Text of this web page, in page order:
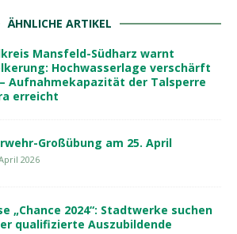
ÄHNLICHE ARTIKEL
Mansfeld-Südharz warnt
Hochwasserlage verschärft
Aufnahmekapazität der Talsperre
erreicht
Großübung am 25. April
2026
„Chance 2024“: Stadtwerke suchen
qualifizierte Auszubildende